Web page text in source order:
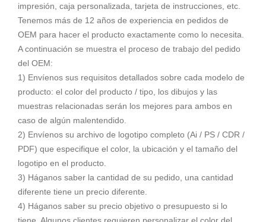
impresión, caja personalizada, tarjeta de instrucciones, etc.
Tenemos más de 12 años de experiencia en pedidos de
OEM para hacer el producto exactamente como lo necesita.
A continuación se muestra el proceso de trabajo del pedido
del OEM:
1) Envíenos sus requisitos detallados sobre cada modelo de
producto: el color del producto / tipo, los dibujos y las
muestras relacionadas serán los mejores para ambos en
caso de algún malentendido.
2) Envíenos su archivo de logotipo completo (Ai / PS / CDR /
PDF) que especifique el color, la ubicación y el tamaño del
logotipo en el producto.
3) Háganos saber la cantidad de su pedido, una cantidad
diferente tiene un precio diferente.
4) Háganos saber su precio objetivo o presupuesto si lo
tiene. Algunos clientes requieren personalizar el color del